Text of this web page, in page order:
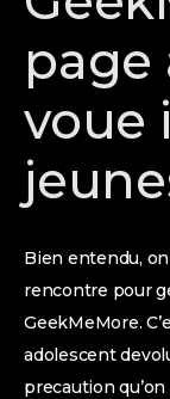
page
voue
Bien entendu,
rencontre pour
GeekMeMore.
adolescent
precaution qu’on